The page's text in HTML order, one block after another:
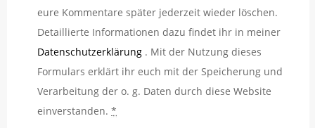
eure Kommentare später jederzeit wieder löschen.
Detaillierte Informationen dazu findet ihr in meiner
Datenschutzerklärung . Mit der Nutzung dieses
Formulars erklärt ihr euch mit der Speicherung und
Verarbeitung der o. g. Daten durch diese Website
einverstanden. *